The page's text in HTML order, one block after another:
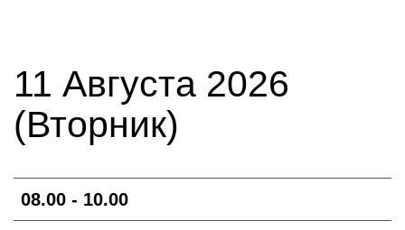
11 Августа 2026
(Вторник)
08.00 - 10.00